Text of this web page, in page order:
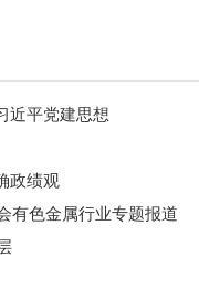
近平党建思想
政绩观
有色金属行业专题报道